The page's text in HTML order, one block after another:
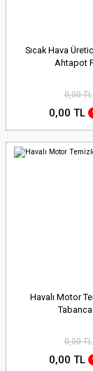
Sıcak Hava
Ahtapot
0,00 TL
0,00 TL
Havalı Motor
0,00 TL
0,00 TL